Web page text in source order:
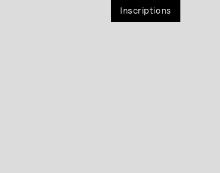
Inscriptions